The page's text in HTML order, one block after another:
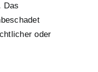
Das
oder